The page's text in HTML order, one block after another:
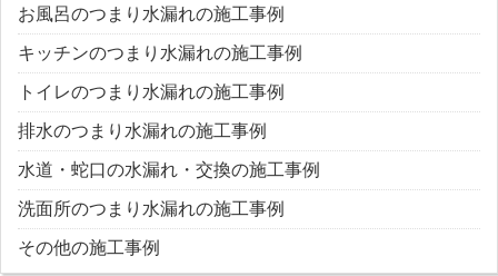
お風呂のつまり水漏れの施工事例
キッチンのつまり水漏れの施工事例
トイレのつまり水漏れの施工事例
排水のつまり水漏れの施工事例
水道・蛇口の水漏れ・交換の施工事例
洗面所のつまり水漏れの施工事例
その他の施工事例